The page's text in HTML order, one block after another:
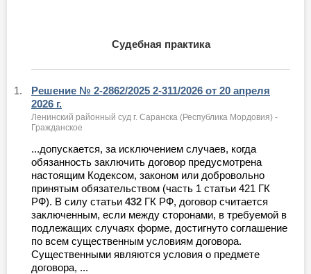
Судебная практика
1.
Решение № 2-2862/2025 2-311/2026 от 20 апреля
2026 г.
Ленинский районный суд г. Саранска (Республика Мордовия) -
Гражданское
...допускается, за исключением случаев, когда
обязанность заключить договор предусмотрена
настоящим Кодексом, законом или добровольно
принятым обязательством (часть 1 статьи 421 ГК
РФ). В силу статьи 432 ГК РФ, договор считается
заключенным, если между сторонами, в требуемой в
подлежащих случаях форме, достигнуто соглашение
по всем существенным условиям договора.
Существенными являются условия о предмете
договора, ...